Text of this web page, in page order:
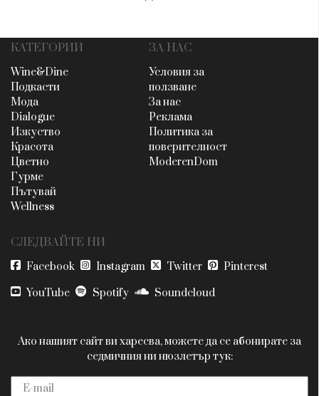
КАТЕГОРИИ
Wine&Dine
Подкасти
Мода
Dialogue
Изкуство
Красота
Цветно
Гурме
Пътувай
Wellness
ЗА НАС
Условия за
ползване
За нас
Реклама
Политика за
поверителност
ModerenDom
СЛЕДВАЙТЕ НИ
Facebook Instagram Twitter
Pinterest
YouTube
Spotify Soundcloud
Ако нашият сайт ви харесва, можете да се абонирате за
седмичния ни нюзлетър тук: